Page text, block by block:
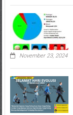
November 23, 2024